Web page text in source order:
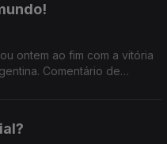
ontem ao fim com a vitória
Comentário de